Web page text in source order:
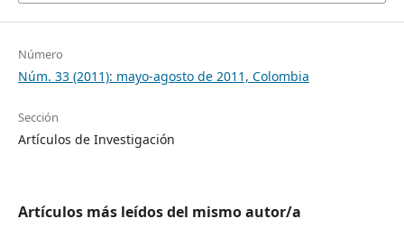
Número
Núm. 33 (2011): mayo-agosto de 2011, Colombia
Sección
Artículos de Investigación
Artículos más leídos del mismo autor/a